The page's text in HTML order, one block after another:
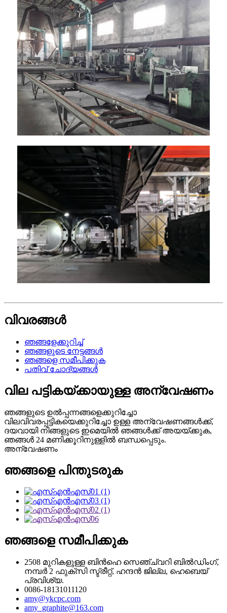
വിവരങ്ങൾ
ഞങ്ങളേക്കുറിച്ച്
ഞങ്ങളുടെ നേട്ടങ്ങൾ
ഞങ്ങളെ സമീപിക്കുക
പതിവ് ചോദ്യങ്ങൾ
വില പട്ടികയ്‌ക്കായുള്ള അന്വേഷണം
ഞങ്ങളുടെ ഉൽപ്പന്നങ്ങളെക്കുറിച്ചോ
വിലവിവരപ്പട്ടികയെക്കുറിച്ചോ ഉള്ള അന്വേഷണങ്ങൾക്ക്,
ദയവായി നിങ്ങളുടെ ഇമെയിൽ ഞങ്ങൾക്ക് അയയ്ക്കുക,
ഞങ്ങൾ 24 മണിക്കൂറിനുള്ളിൽ ബന്ധപ്പെടും.
അന്വേഷണം
ഞങ്ങളെ പിന്തുടരുക
ഞങ്ങളെ സമീപിക്കുക
2508 മുറികളുള്ള ബിൻഹെ സെഞ്ച്വറി ബിൽഡിംഗ്,
നമ്പർ 2 ഫുക്സി സ്ട്രീറ്റ്, ഹന്ദൻ ജില്ല, ഹെബെയ്
പ്രവിശ്യ.
0086-18131011120
amy@ykcpc.com
amy_graphite@163.com